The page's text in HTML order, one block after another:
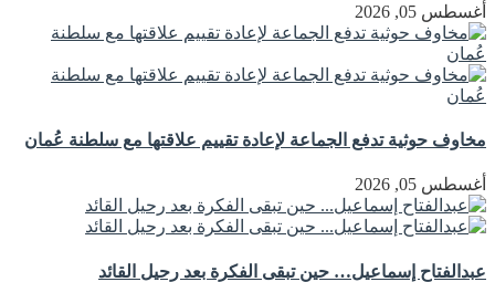
أغسطس 05, 2026
مخاوف حوثية تدفع الجماعة لإعادة تقييم علاقتها مع سلطنة عُمان
أغسطس 05, 2026
عبدالفتاح إسماعيل… حين تبقى الفكرة بعد رحيل القائد